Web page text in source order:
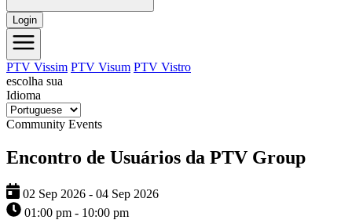
Login
PTV Vissim PTV Visum PTV Vistro
escolha sua
Idioma
Community Events
Encontro de Usuários da PTV Group
02 Sep 2026 - 04 Sep 2026
01:00 pm - 10:00 pm